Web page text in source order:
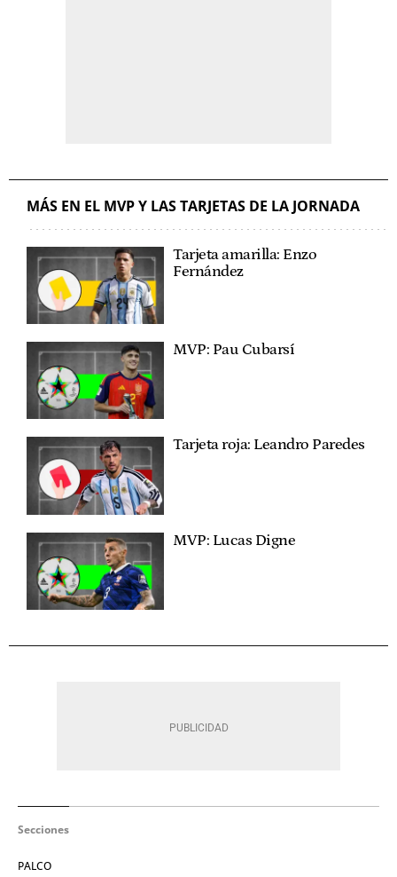
MÁS EN EL MVP Y LAS TARJETAS DE LA JORNADA
Tarjeta amarilla: Enzo
Fernández
MVP: Pau Cubarsí
Tarjeta roja: Leandro Paredes
MVP: Lucas Digne
Secciones
PALCO